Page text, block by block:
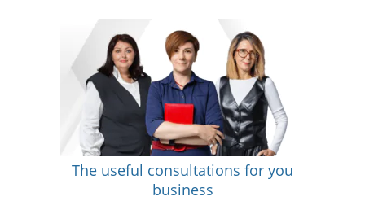
The useful consultations for you
business